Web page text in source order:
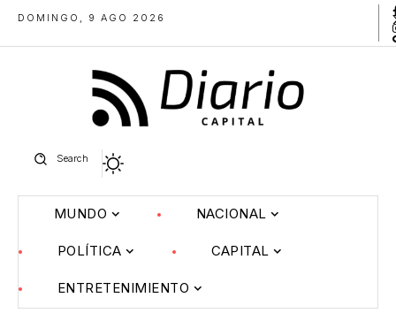
DOMINGO, 9 AGO 2026
Search
MUNDO NACIONAL
POLÍTICA CAPITAL
ENTRETENIMIENTO